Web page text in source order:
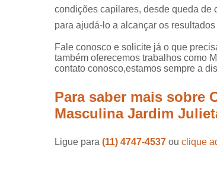
condições capilares, desde queda de
para ajudá-lo a alcançar os
Fale conosco e solicite já o que
também oferecemos trabalhos como
contato conosco,estamos sempre a
Para saber mais sobre
Masculina Jardim
Ligue para (11) 4747-4537 ou clique